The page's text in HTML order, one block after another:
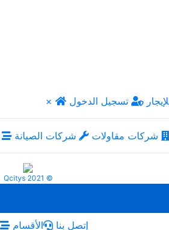
× تسجيل الدخول
شركات مقاولات شركات الصيانة
Qcitys 2021 ©
الأقسام إتصل بنا